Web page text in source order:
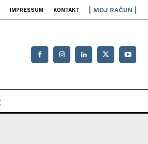
IMPRESSUM KONTAKT MOJ RAČUN